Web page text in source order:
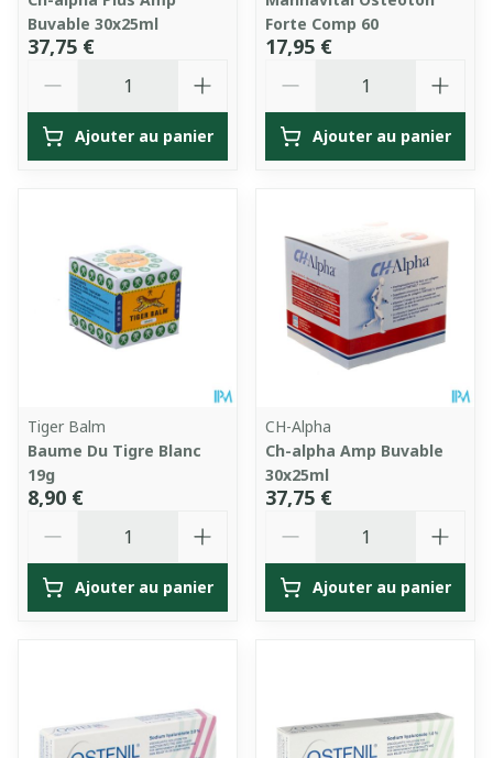
Buvable 30x25ml
37,75 €
Ajouter au panier
Forte Comp 60
17,95 €
Ajouter au panier
Tiger Balm
Baume Du Tigre Blanc
19g
8,90 €
Ajouter au panier
CH-Alpha
Ch-alpha Amp Buvable
30x25ml
37,75 €
Ajouter au panier